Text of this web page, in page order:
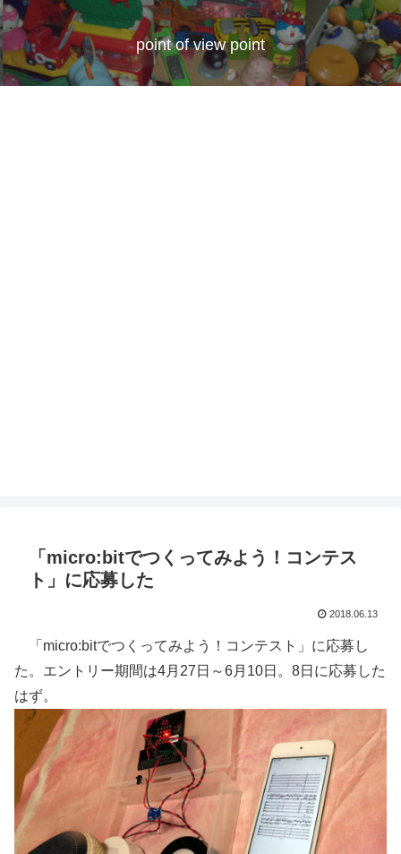
point of view point
「micro:bitでつくってみよう！コンテス
ト」に応募した
2018.06.13
「micro:bitでつくってみよう！コンテスト」に応募し
た。エントリー期間は4月27日～6月10日。8日に応募した
はず。